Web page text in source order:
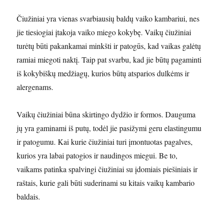
Čiužiniai yra vienas svarbiausių baldų vaiko kambariui, nes
jie tiesiogiai įtakoja vaiko miego kokybę. Vaikų čiužiniai
turėtų būti pakankamai minkšti ir patogūs, kad vaikas galėtų
ramiai miegoti naktį. Taip pat svarbu, kad jie būtų pagaminti
iš kokybiškų medžiagų, kurios būtų atsparios dulkėms ir
alergenams.
Vaikų čiužiniai būna skirtingo dydžio ir formos. Dauguma
jų yra gaminami iš putų, todėl jie pasižymi geru elastingumu
ir patogumu. Kai kurie čiužiniai turi įmontuotas pagalves,
kurios yra labai patogios ir naudingos miegui. Be to,
vaikams patinka spalvingi čiužiniai su įdomiais piešiniais ir
raštais, kurie gali būti suderinami su kitais vaikų kambario
baldais.